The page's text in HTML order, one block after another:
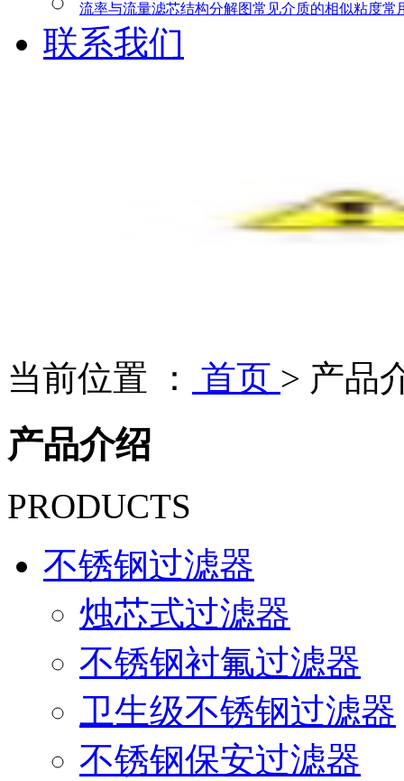
流率与流量滤芯结构分解图常见介质的相似粘度常
联系我们
当前位置 ： 首页 > 产品
产品介绍
PRODUCTS
不锈钢过滤器
烛芯式过滤器
不锈钢衬氟过滤器
卫生级不锈钢过滤器
不锈钢保安过滤器